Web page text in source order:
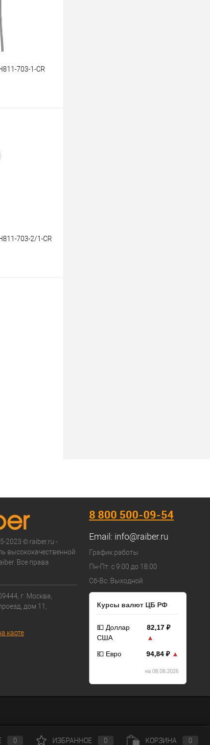
703-1-CR
сравнению
703-2/1-CR
2023 © raiber.ru -
высококачественной
Все права
г. Москва,
дом 11,
карте
8 800 500-09-54
Email: info@raiber.ru
График работы
Пн-Пт: с 9:00 до 18:00
Сб-Вс: Выходной
Курсы валют ЦБ РФ
💵 Доллар
США
82,17 ₽
▲
💶 Евро 94,84 ₽ ▲
на 08.08.2026
0 ИЗБРАННОЕ 0 КОРЗИНА 0